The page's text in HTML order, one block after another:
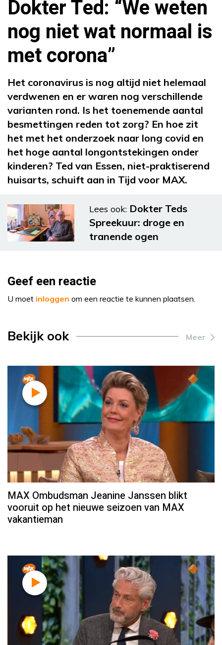
Dokter Ted: “We weten
nog niet wat normaal is
met corona”
Het coronavirus is nog altijd niet helemaal
verdwenen en er waren nog verschillende
varianten rond. Is het toenemende aantal
besmettingen reden tot zorg? En hoe zit
het met het onderzoek naar long covid en
het hoge aantal longontstekingen onder
kinderen? Ted van Essen, niet-praktiserend
huisarts, schuift aan in Tijd voor MAX.
Lees ook: Dokter Teds
Spreekuur: droge en
tranende ogen
Geef een reactie
U moet inloggen om een reactie te kunnen plaatsen.
Bekijk ook Meer
MAX Ombudsman Jeanine Janssen blikt
vooruit op het nieuwe seizoen van MAX
vakantieman